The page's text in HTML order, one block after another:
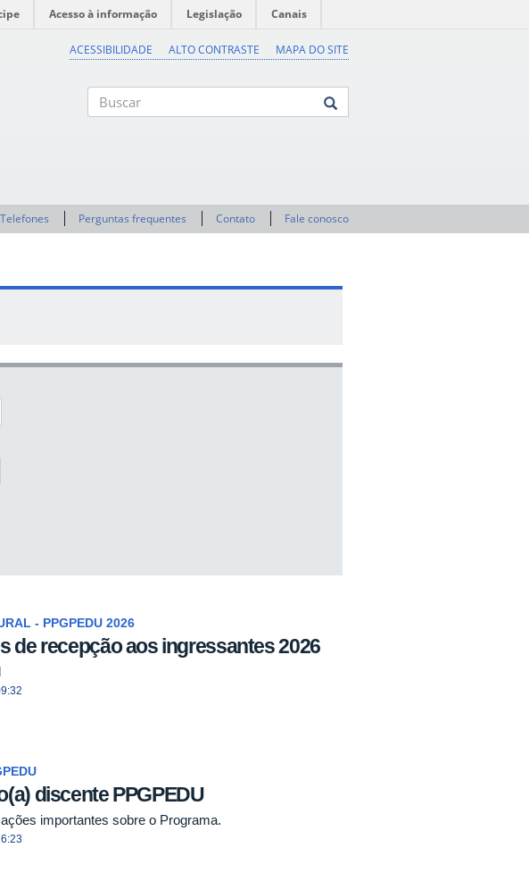
Acesso à informação Legislação Canais
ACESSIBILIDADE ALTO CONTRASTE MAPA DO SITE
Telefones Perguntas frequentes Contato Fale conosco
- PPGPEDU 2026
de recepção aos ingressantes 2026
discente PPGPEDU
importantes sobre o Programa.